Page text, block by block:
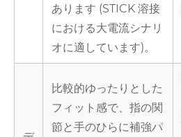
あります (STICK 溶接
における大電流シナリ
オに適しています)。
比較的ゆったりとした
フィット感で、指の関
節と手のひらに補強パ